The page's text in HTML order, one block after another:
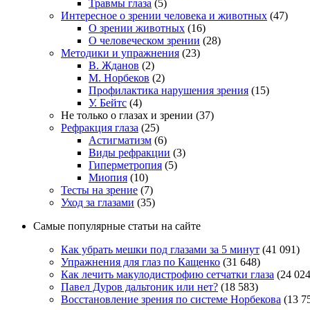
Травмы глаза (5)
Интересное о зрении человека и животных (47)
О зрении животных (16)
О человеческом зрении (28)
Методики и упражнения (23)
В. Жданов (2)
М. Норбеков (2)
Профилактика нарушения зрения (15)
У. Бейтс (4)
Не только о глазах и зрении (37)
Рефракция глаза (25)
Астигматизм (6)
Виды рефракции (3)
Гиперметропия (5)
Миопия (10)
Тесты на зрение (7)
Уход за глазами (35)
Самые популярные статьи на сайте
Как убрать мешки под глазами за 5 минут (41 091)
Упражнения для глаз по Кащенко (31 648)
Как лечить макулодистрофию сетчатки глаза (24
Павел Дуров дальтоник или нет? (18 583)
Восстановление зрения по системе Норбекова (13